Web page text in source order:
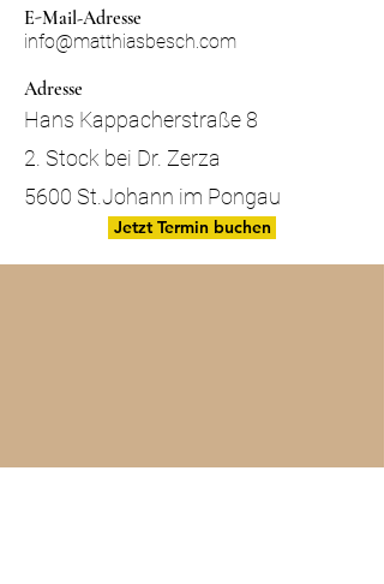
E-Mail-Adresse
info@matthiasbesch.com
Adresse
Hans Kappacherstraße 8
2. Stock bei Dr. Zerza
5600 St.Johann im Pongau
Jetzt Termin buchen